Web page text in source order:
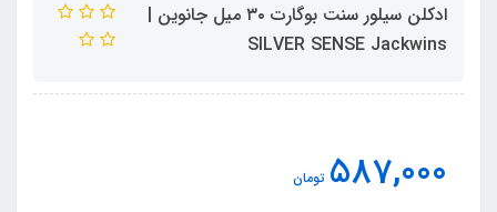
ادکلن سیلور سنت بوگارت ۳۰ میل جانوین |
SILVER SENSE Jackwins
587,000 تومان